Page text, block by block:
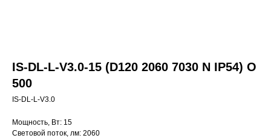
IS-DL-L-V3.0-15 (D120 2060 7030 N IP54) O
500
IS-DL-L-V3.0
Мощность, Вт: 15
Световой поток, лм: 2060